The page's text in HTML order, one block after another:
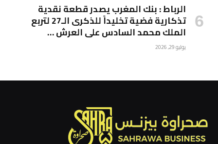
الرباط : بنك المغرب يصدر قطعة نقدية
تذكارية فضية تخليداً للذكرى الـ27 لتربع
الملك محمد السادس على العرش …
يوليو 29, 2026